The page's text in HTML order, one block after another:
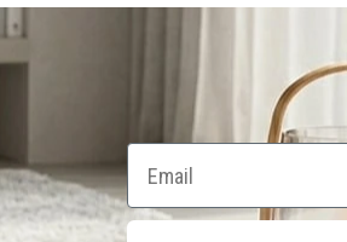
Email